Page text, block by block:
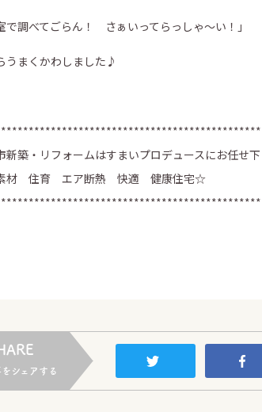
で調べてごらん！ さぁいってらっしゃ～い！」
うまくかわしました♪
築・リフォームはすまいプロデュースにお任せ
材 住育 エア断熱 快適 健康住宅☆
シェアする